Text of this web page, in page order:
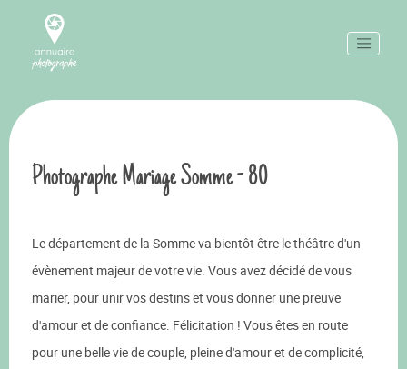
Photographe Mariage Somme - 80
Le département de la Somme va bientôt être le théâtre d'un
évènement majeur de votre vie. Vous avez décidé de vous
marier, pour unir vos destins et vous donner une preuve
d'amour et de confiance. Félicitation ! Vous êtes en route
pour une belle vie de couple, pleine d'amour et de complicité,